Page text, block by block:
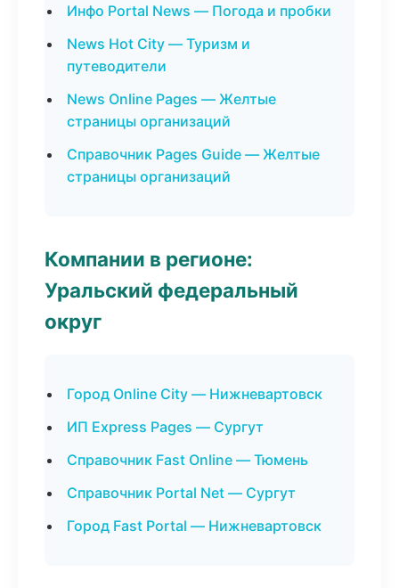
Инфо Portal News — Погода и пробки
News Hot City — Туризм и
путеводители
News Online Pages — Желтые
страницы организаций
Справочник Pages Guide — Желтые
страницы организаций
Компании в регионе:
Уральский федеральный
округ
Город Online City — Нижневартовск
ИП Express Pages — Сургут
Справочник Fast Online — Тюмень
Справочник Portal Net — Сургут
Город Fast Portal — Нижневартовск